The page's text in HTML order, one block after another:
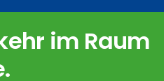
im Raum